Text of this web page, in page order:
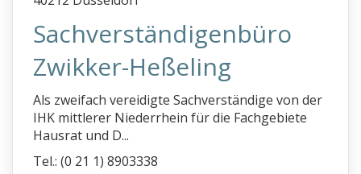
Ertragsausfallschäden
Explosionsschutz
f
g
h
i
Sachverständigenbüro
Zwikker-Heßeling
Als zweifach vereidigte Sachverständige von der
IHK mittlerer Niederrhein für die Fachgebiete
Hausrat und D...
Tel.: (0 21 1) 8903338